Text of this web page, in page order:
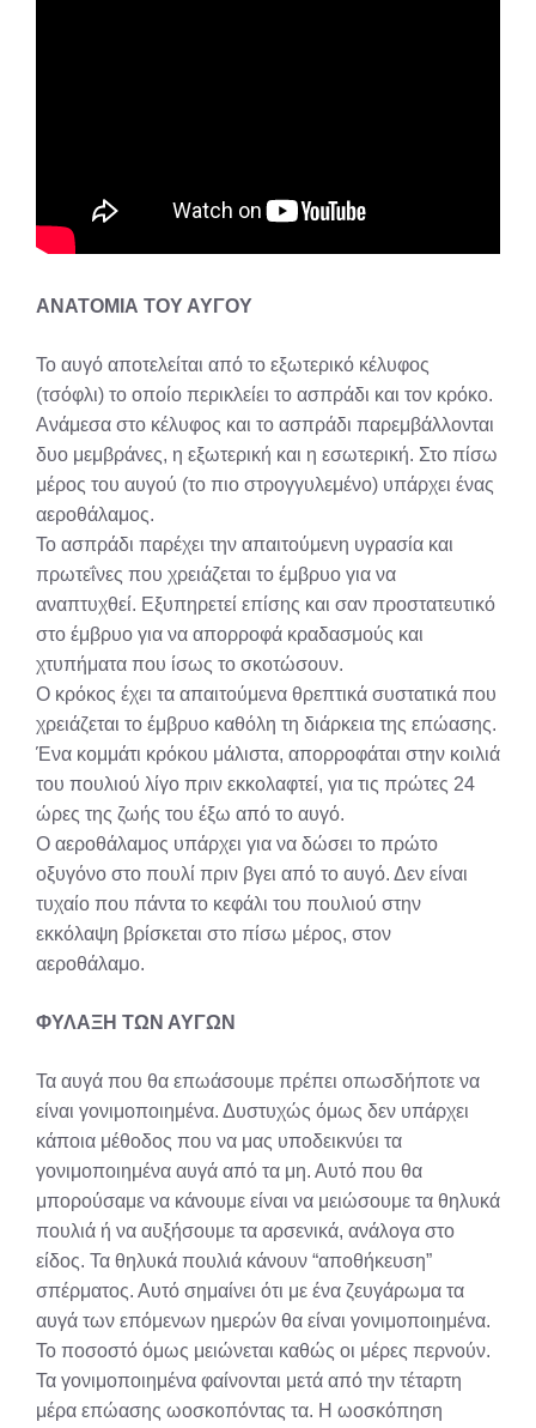
ΑΝΑΤΟΜΙΑ ΤΟΥ ΑΥΓΟΥ
Το αυγό αποτελείται από το εξωτερικό κέλυφος
(τσόφλι) το οποίο περικλείει το ασπράδι και τον κρόκο.
Ανάμεσα στο κέλυφος και το ασπράδι παρεμβάλλονται
δυο μεμβράνες, η εξωτερική και η εσωτερική. Στο πίσω
μέρος του αυγού (το πιο στρογγυλεμένο) υπάρχει ένας
αεροθάλαμος.
Το ασπράδι παρέχει την απαιτούμενη υγρασία και
πρωτεΐνες που χρειάζεται το έμβρυο για να
αναπτυχθεί. Εξυπηρετεί επίσης και σαν προστατευτικό
στο έμβρυο για να απορροφά κραδασμούς και
χτυπήματα που ίσως το σκοτώσουν.
Ο κρόκος έχει τα απαιτούμενα θρεπτικά συστατικά που
χρειάζεται το έμβρυο καθόλη τη διάρκεια της επώασης.
Ένα κομμάτι κρόκου μάλιστα, απορροφάται στην κοιλιά
του πουλιού λίγο πριν εκκολαφτεί, για τις πρώτες 24
ώρες της ζωής του έξω από το αυγό.
Ο αεροθάλαμος υπάρχει για να δώσει το πρώτο
οξυγόνο στο πουλί πριν βγει από το αυγό. Δεν είναι
τυχαίο που πάντα το κεφάλι του πουλιού στην
εκκόλαψη βρίσκεται στο πίσω μέρος, στον
αεροθάλαμο.
ΦΥΛΑΞΗ ΤΩΝ ΑΥΓΩΝ
Τα αυγά που θα επωάσουμε πρέπει οπωσδήποτε να
είναι γονιμοποιημένα. Δυστυχώς όμως δεν υπάρχει
κάποια μέθοδος που να μας υποδεικνύει τα
γονιμοποιημένα αυγά από τα μη. Αυτό που θα
μπορούσαμε να κάνουμε είναι να μειώσουμε τα θηλυκά
πουλιά ή να αυξήσουμε τα αρσενικά, ανάλογα στο
είδος. Τα θηλυκά πουλιά κάνουν “αποθήκευση”
σπέρματος. Αυτό σημαίνει ότι με ένα ζευγάρωμα τα
αυγά των επόμενων ημερών θα είναι γονιμοποιημένα.
Το ποσοστό όμως μειώνεται καθώς οι μέρες περνούν.
Τα γονιμοποιημένα φαίνονται μετά από την τέταρτη
μέρα επώασης ωοσκοπόντας τα. Η ωοσκόπηση